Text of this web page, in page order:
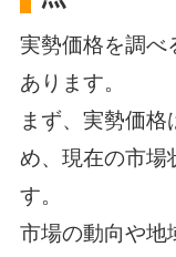
実勢価格を調べ
あります。
まず、実勢価
め、現在の市場
す。
市場の動向や地